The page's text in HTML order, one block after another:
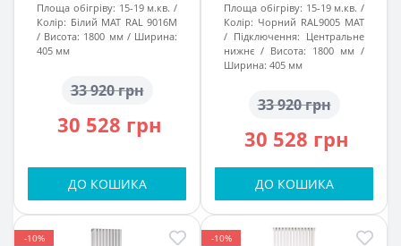
Площа обігріву: 15-19 м.кв.
Колір: Білий МАТ RAL 9016M
Висота: 1800 мм
Ширина:
405 мм
33 920 грн
30 528 грн
ДО КОШИКА
Площа обігріву: 15-19 м.кв.
Колір: Чорний RAL9005 МАТ
Підключення: Центральне
нижнє
Висота: 1800 мм
Ширина: 405 мм
33 920 грн
30 528 грн
ДО КОШИКА
-10%
-10%